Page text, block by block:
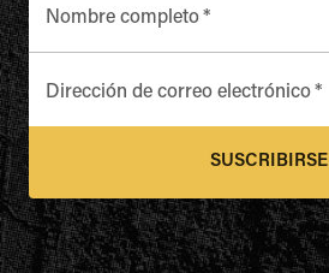
Nombre completo*
Dirección de correo electrónico*
SUSCRIBIRSE